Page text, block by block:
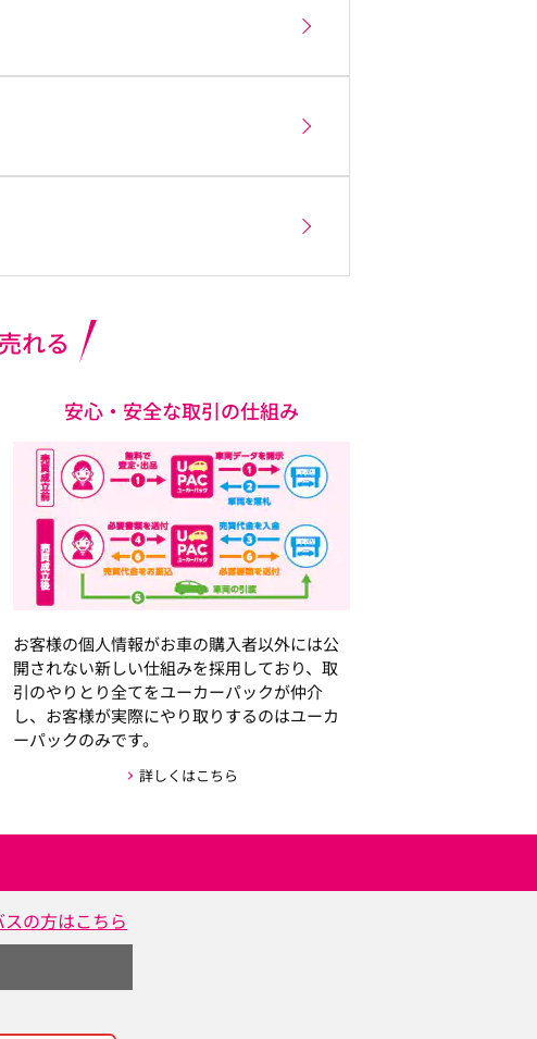
れる
安心・安全な取引の仕組み
お客様の個人情報がお車の購入者以外には公
開されない新しい仕組みを採用しており、取
引のやりとり全てをユーカーパックが仲介
し、お客様が実際にやり取りするのはユーカ
ーパックのみです。
詳しくはこちら
の方はこちら